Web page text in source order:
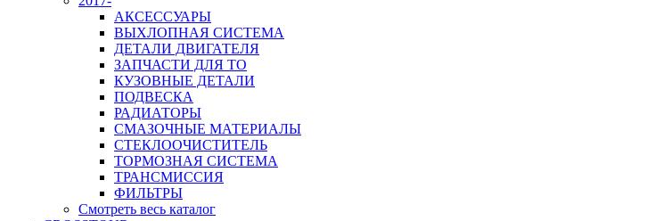
АКСЕССУАРЫ
ВЫХЛОПНАЯ СИСТЕМА
ДЕТАЛИ ДВИГАТЕЛЯ
ЗАПЧАСТИ ДЛЯ ТО
КУЗОВНЫЕ ДЕТАЛИ
ПОДВЕСКА
РАДИАТОРЫ
СМАЗОЧНЫЕ МАТЕРИАЛЫ
СТЕКЛООЧИСТИТЕЛЬ
ТОРМОЗНАЯ СИСТЕМА
ТРАНСМИССИЯ
ФИЛЬТРЫ
Смотреть весь каталог